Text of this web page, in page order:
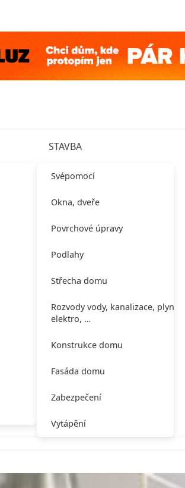
STAVBA
Svépomocí
Okna, dveře
Povrchové úpravy
Podlahy
Střecha domu
Rozvody vody, kanalizace, plynu,
elektro, …
Konstrukce domu
Fasáda domu
Zabezpečení
Vytápění